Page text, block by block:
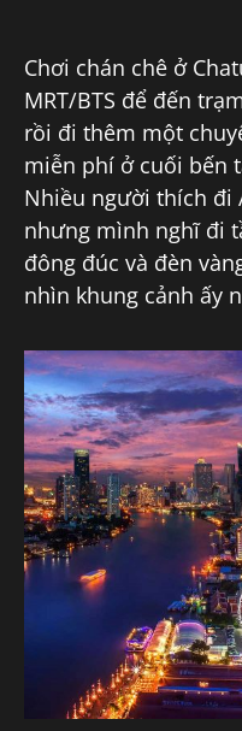
Chơi chán chê ở
MRT/BTS để đến
rồi đi thêm một
miễn phí ở cuối bến
Nhiều người thích đi
nhưng mình nghĩ đi
đông đúc và đèn
nhìn khung cảnh ấy